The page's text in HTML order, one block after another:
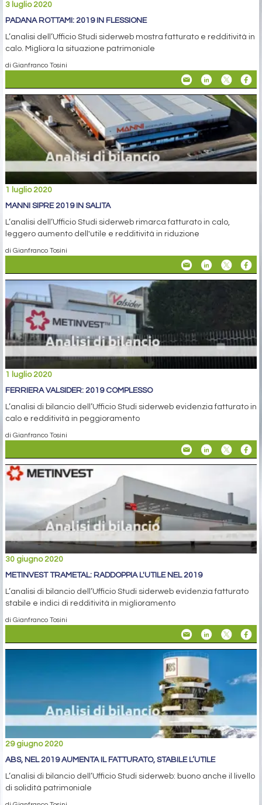
3 luglio 2020
PADANA ROTTAMI: 2019 IN FLESSIONE
L’analisi dell’Ufficio Studi siderweb mostra fatturato e redditività in
calo. Migliora la situazione patrimoniale
di Gianfranco Tosini
1 luglio 2020
MANNI SIPRE 2019 IN SALITA
L’analisi dell’Ufficio Studi siderweb rimarca fatturato in calo,
leggero aumento dell'utile e redditività in riduzione
di Gianfranco Tosini
1 luglio 2020
FERRIERA VALSIDER: 2019 COMPLESSO
L’analisi di bilancio dell’Ufficio Studi siderweb evidenzia fatturato in
calo e redditività in peggioramento
di Gianfranco Tosini
30 giugno 2020
METINVEST TRAMETAL: RADDOPPIA L'UTILE NEL 2019
L’analisi di bilancio dell’Ufficio Studi siderweb evidenzia fatturato
stabile e indici di redditività in miglioramento
di Gianfranco Tosini
29 giugno 2020
ABS, NEL 2019 AUMENTA IL FATTURATO, STABILE L’UTILE
L’analisi di bilancio dell’Ufficio Studi siderweb: buono anche il livello
di solidità patrimoniale